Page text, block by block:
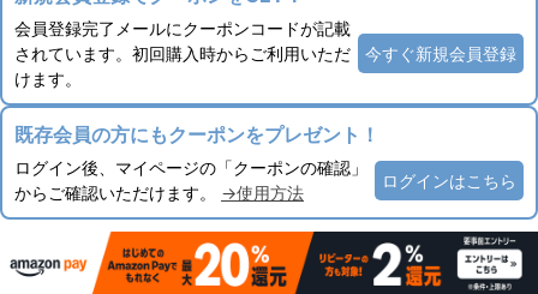
会員登録完了メールにクーポンコードが記載
されています。初回購入時からご利用いただ
けます。
今すぐ新規会員登録
既存会員の方にもクーポンをプレゼント！
ログイン後、マイページの「クーポンの確認」
からご確認いただけます。 →使用方法
ログインはこちら